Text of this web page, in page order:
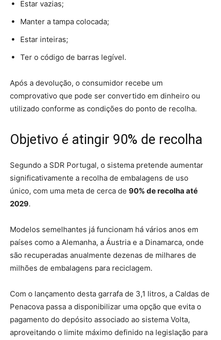
Estar vazias;
Manter a tampa colocada;
Estar inteiras;
Ter o código de barras legível.
Após a devolução, o consumidor recebe um
comprovativo que pode ser convertido em dinheiro ou
utilizado conforme as condições do ponto de recolha.
Objetivo é atingir 90% de recolha
Segundo a SDR Portugal, o sistema pretende aumentar
significativamente a recolha de embalagens de uso
único, com uma meta de cerca de 90% de recolha até
2029.
Modelos semelhantes já funcionam há vários anos em
países como a Alemanha, a Áustria e a Dinamarca, onde
são recuperadas anualmente dezenas de milhares de
milhões de embalagens para reciclagem.
Com o lançamento desta garrafa de 3,1 litros, a Caldas de
Penacova passa a disponibilizar uma opção que evita o
pagamento do depósito associado ao sistema Volta,
aproveitando o limite máximo definido na legislação para